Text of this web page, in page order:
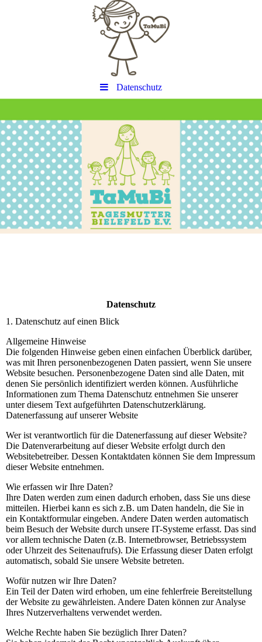
Datenschutz
Titel
Untertitel
Datenschutz
1. Datenschutz auf einen Blick
Allgemeine Hinweise
Die folgenden Hinweise geben einen einfachen Überblick darüber,
was mit Ihren personenbezogenen Daten passiert, wenn Sie unsere
Website besuchen. Personenbezogene Daten sind alle Daten, mit
denen Sie persönlich identifiziert werden können. Ausführliche
Informationen zum Thema Datenschutz entnehmen Sie unserer
unter diesem Text aufgeführten Datenschutzerklärung.
Datenerfassung auf unserer Website
Wer ist verantwortlich für die Datenerfassung auf dieser Website?
Die Datenverarbeitung auf dieser Website erfolgt durch den
Websitebetreiber. Dessen Kontaktdaten können Sie dem Impressum
dieser Website entnehmen.
Wie erfassen wir Ihre Daten?
Ihre Daten werden zum einen dadurch erhoben, dass Sie uns diese
mitteilen. Hierbei kann es sich z.B. um Daten handeln, die Sie in
ein Kontaktformular eingeben. Andere Daten werden automatisch
beim Besuch der Website durch unsere IT-Systeme erfasst. Das sind
vor allem technische Daten (z.B. Internetbrowser, Betriebssystem
oder Uhrzeit des Seitenaufrufs). Die Erfassung dieser Daten erfolgt
automatisch, sobald Sie unsere Website betreten.
Wofür nutzen wir Ihre Daten?
Ein Teil der Daten wird erhoben, um eine fehlerfreie Bereitstellung
der Website zu gewährleisten. Andere Daten können zur Analyse
Ihres Nutzerverhaltens verwendet werden.
Welche Rechte haben Sie bezüglich Ihrer Daten?